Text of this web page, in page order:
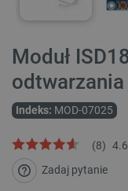
Moduł
odtwarzania
Indeks: MOD-07025
4.6
(8)
Zadaj pytanie